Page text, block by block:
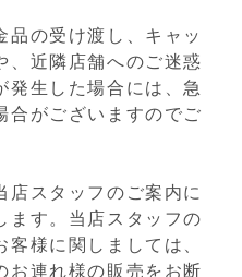
の受け渡し、キャッ
、近隣店舗へのご迷惑
発生した場合には、急
合がございますのでご
スタッフのご案内に
ます。当店スタッフの
様に関しましては、
お連れ様の販売をお断